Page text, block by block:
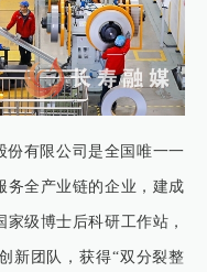
份有限公司是全国唯一一
务全产业链的企业，建成
级博士后科研工作站，
新团队，获得“双分裂整